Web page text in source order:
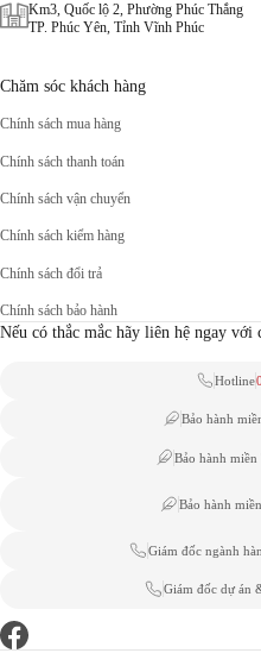
Km3, Quốc lộ 2, Phường Phúc Thắng
TP. Phúc Yên, Tỉnh Vĩnh Phúc
Chăm sóc khách hàng
Chính sách mua hàng
Chính sách thanh toán
Chính sách vận chuyển
Chính sách kiểm hàng
Chính sách đổi trả
Chính sách bảo hành
Nếu có thắc mắc hãy liên hệ ngay với
Hotline
Bảo hành
Bảo hành miền
Bảo hành
Giám đốc ngành
Giám đốc dự án